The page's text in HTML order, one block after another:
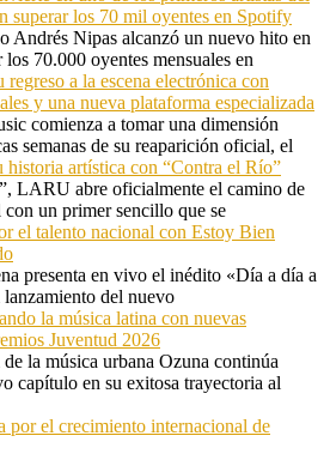
superar los 70 mil oyentes en Spotify
Andrés Nipas alcanzó un nuevo hito en
los 70.000 oyentes mensuales en
regreso a la escena electrónica con
y una nueva plataforma especializada
comienza a tomar una dimensión
semanas de su reaparición oficial, el
artística con “Contra el Río”
LARU abre oficialmente el camino de
un primer sencillo que se
el talento nacional con Estoy Bien
presenta en vivo el inédito «Día a día a
del nuevo
la música latina con nuevas
Juventud 2026
la música urbana Ozuna continúa
capítulo en su exitosa trayectoria al
por el crecimiento internacional de